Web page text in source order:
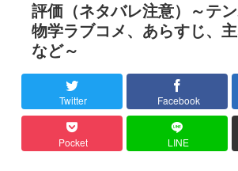
評価（ネタバレ注意）～テ
物学ラブコメ、あらすじ、
など～
Twitter Facebook
Pocket LINE